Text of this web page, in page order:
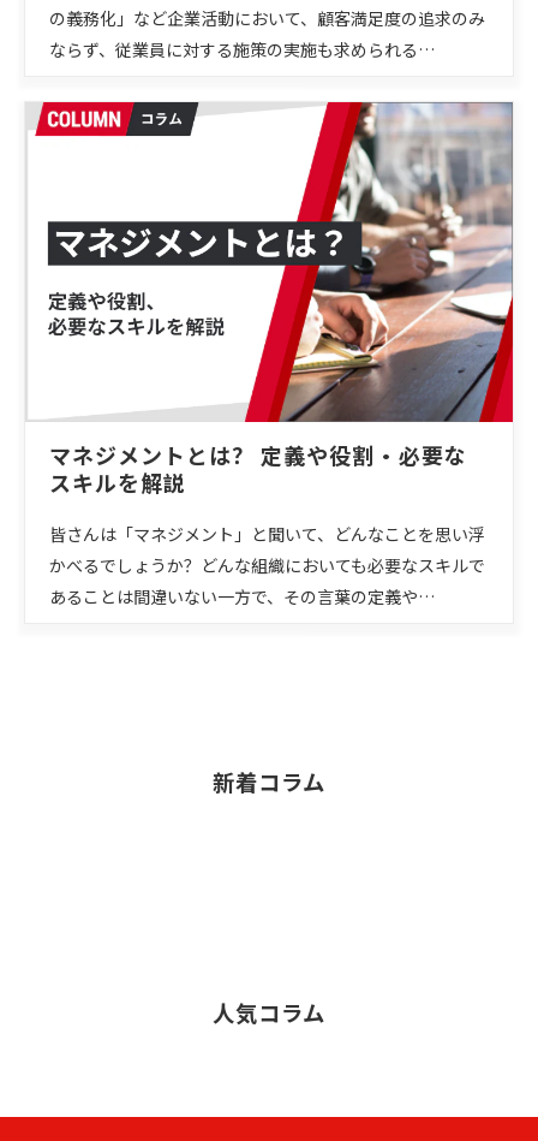
の義務化」など企業活動において、顧客満足度の追求のみ
ならず、従業員に対する施策の実施も求められる…
マネジメントとは？ 定義や役割・必要な
スキルを解説
皆さんは「マネジメント」と聞いて、どんなことを思い浮
かべるでしょうか？どんな組織においても必要なスキルで
あることは間違いない一方で、その言葉の定義や…
新着コラム
人気コラム